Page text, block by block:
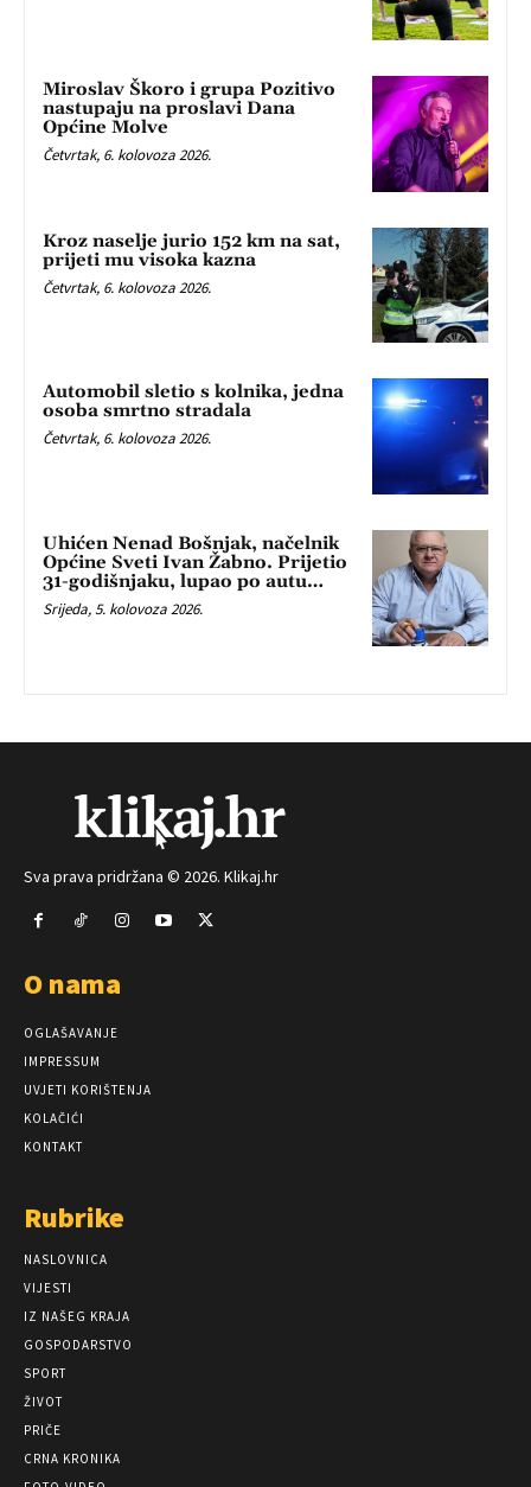
Miroslav Škoro i grupa Pozitivo
nastupaju na proslavi Dana
Općine Molve
Četvrtak, 6. kolovoza 2026.
Kroz naselje jurio 152 km na sat,
prijeti mu visoka kazna
Četvrtak, 6. kolovoza 2026.
Automobil sletio s kolnika, jedna
osoba smrtno stradala
Četvrtak, 6. kolovoza 2026.
Uhićen Nenad Bošnjak, načelnik
Općine Sveti Ivan Žabno. Prijetio
31-godišnjaku, lupao po autu…
Srijeda, 5. kolovoza 2026.
Sva prava pridržana © 2026. Klikaj.hr
O nama
OGLAŠAVANJE
IMPRESSUM
UVJETI KORIŠTENJA
KOLAČIĆI
KONTAKT
Rubrike
NASLOVNICA
VIJESTI
IZ NAŠEG KRAJA
GOSPODARSTVO
SPORT
ŽIVOT
PRIČE
CRNA KRONIKA